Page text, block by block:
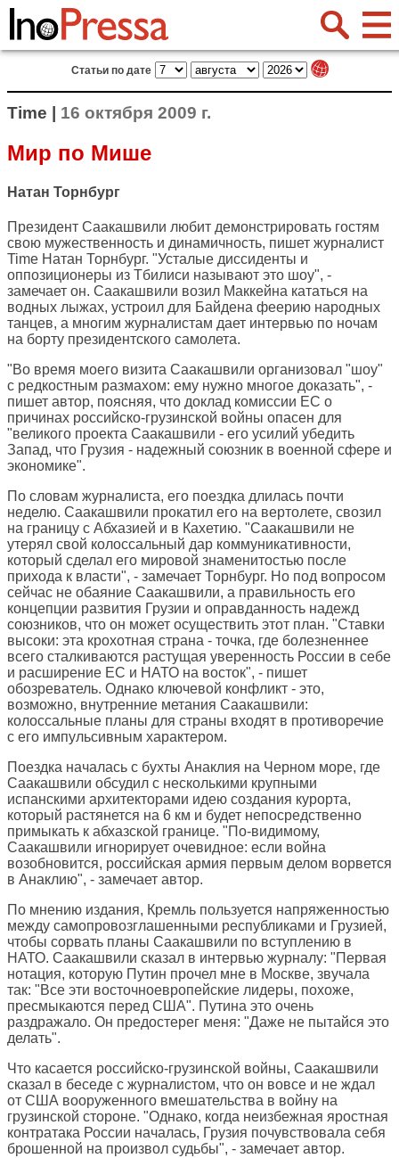
Статьи по дате
Time | 16 октября 2009 г.
Мир по Мише
Натан Торнбург
Президент Саакашвили любит демонстрировать гостям
свою мужественность и динамичность, пишет журналист
Time Натан Торнбург. "Усталые диссиденты и
оппозиционеры из Тбилиси называют это шоу", -
замечает он. Саакашвили возил Маккейна кататься на
водных лыжах, устроил для Байдена феерию народных
танцев, а многим журналистам дает интервью по ночам
на борту президентского самолета.
"Во время моего визита Саакашвили организовал "шоу"
с редкостным размахом: ему нужно многое доказать", -
пишет автор, поясняя, что доклад комиссии ЕС о
причинах российско-грузинской войны опасен для
"великого проекта Саакашвили - его усилий убедить
Запад, что Грузия - надежный союзник в военной сфере и
экономике".
По словам журналиста, его поездка длилась почти
неделю. Саакашвили прокатил его на вертолете, свозил
на границу с Абхазией и в Кахетию. "Саакашвили не
утерял свой колоссальный дар коммуникативности,
который сделал его мировой знаменитостью после
прихода к власти", - замечает Торнбург. Но под вопросом
сейчас не обаяние Саакашвили, а правильность его
концепции развития Грузии и оправданность надежд
союзников, что он может осуществить этот план. "Ставки
высоки: эта крохотная страна - точка, где болезненнее
всего сталкиваются растущая уверенность России в себе
и расширение ЕС и НАТО на восток", - пишет
обозреватель. Однако ключевой конфликт - это,
возможно, внутренние метания Саакашвили:
колоссальные планы для страны входят в противоречие
с его импульсивным характером.
Поездка началась с бухты Анаклия на Черном море, где
Саакашвили обсудил с несколькими крупными
испанскими архитекторами идею создания курорта,
который растянется на 6 км и будет непосредственно
примыкать к абхазской границе. "По-видимому,
Саакашвили игнорирует очевидное: если война
возобновится, российская армия первым делом ворвется
в Анаклию", - замечает автор.
По мнению издания, Кремль пользуется напряженностью
между самопровозглашенными республиками и Грузией,
чтобы сорвать планы Саакашвили по вступлению в
НАТО. Саакашвили сказал в интервью журналу: "Первая
нотация, которую Путин прочел мне в Москве, звучала
так: "Все эти восточноевропейские лидеры, похоже,
пресмыкаются перед США". Путина это очень
раздражало. Он предостерег меня: "Даже не пытайся это
делать".
Что касается российско-грузинской войны, Саакашвили
сказал в беседе с журналистом, что он вовсе и не ждал
от США вооруженного вмешательства в войну на
грузинской стороне. "Однако, когда неизбежная яростная
контратака России началась, Грузия почувствовала себя
брошенной на произвол судьбы", - замечает автор.